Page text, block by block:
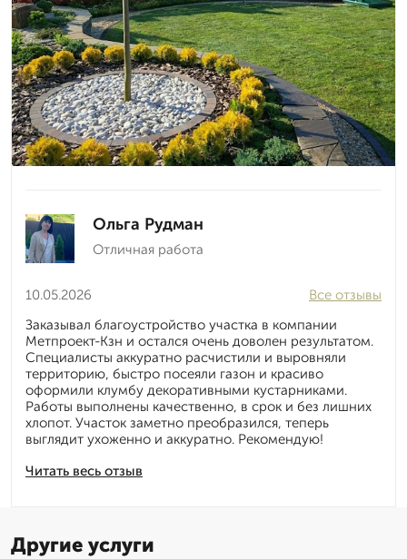
Ольга Рудман
Отличная работа
10.05.2026
Читать весь отзыв
Все отзывы
Заказывал благоустройство участка в компании
Метпроект-Кзн и остался очень доволен результатом.
Специалисты аккуратно расчистили и выровняли
территорию, быстро посеяли газон и красиво
оформили клумбу декоративными кустарниками.
Работы выполнены качественно, в срок и без лишних
хлопот. Участок заметно преобразился, теперь
выглядит ухоженно и аккуратно. Рекомендую!
Другие услуги